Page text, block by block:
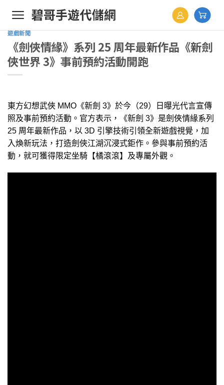
content
遊戲新聞
《劍俠情緣》系列 25 周年最新作品《新劍
俠世界 3》事前預約活動開跑
東方幻想武俠 MMO《新劍 3》於今（29）日曝光代言宣傳
照及事前預約活動。官方表示，《新劍 3》是劍俠情緣系列
25 周年最新作品，以 3D 引擎技術引領全新遊戲視覺，加
入煥新玩法，打造劍俠江湖沉浸式鉅作。參與事前預約活
動，就可獲得限定坐騎【橘滾滾】及專屬外觀。